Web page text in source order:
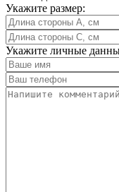
Укажите размер:
Укажите личные